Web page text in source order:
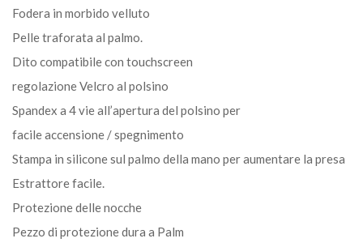
Fodera in morbido velluto
Pelle traforata al palmo.
Dito compatibile con touchscreen
regolazione Velcro al polsino
Spandex a 4 vie all’apertura del polsino per
facile accensione / spegnimento
Stampa in silicone sul palmo della mano per aumentare la presa
Estrattore facile.
Protezione delle nocche
Pezzo di protezione dura a Palm